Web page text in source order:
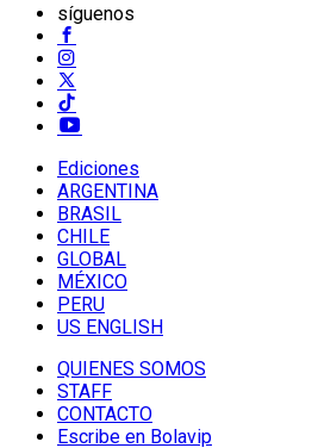
síguenos
Ediciones
ARGENTINA
BRASIL
CHILE
GLOBAL
MÉXICO
PERU
US ENGLISH
QUIENES SOMOS
STAFF
CONTACTO
Escribe en Bolavip